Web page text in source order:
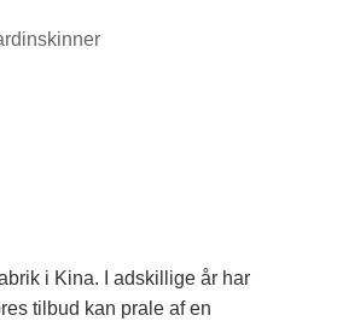
i Kina. I adskillige år har
tilbud kan prale af en